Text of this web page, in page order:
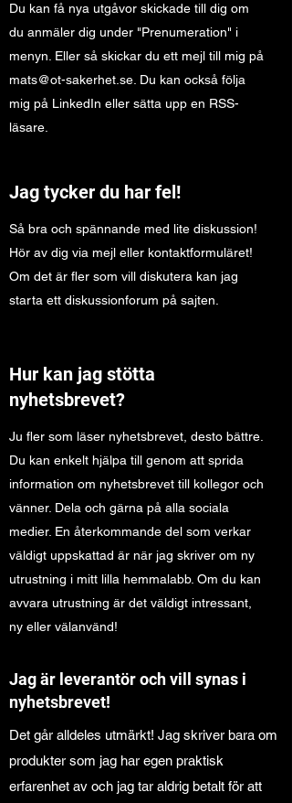
Du kan få nya utgåvor skickade till dig om
du anmäler dig under "Prenumeration" i
menyn. Eller så skickar du ett mejl till mig på
mats@ot-sakerhet.se . Du kan också följa
mig på LinkedIn eller sätta upp en RSS-
läsare.
Jag tycker du har fel!
Så bra och spännande med lite diskussion!
Hör av dig via mejl eller kontaktformuläret!
Om det är fler som vill diskutera kan jag
starta ett diskussionforum på sajten.
Hur kan jag stötta
nyhetsbrevet?
Ju fler som läser nyhetsbrevet, desto bättre.
Du kan enkelt hjälpa till genom att sprida
information om nyhetsbrevet till kollegor och
vänner. Dela och gärna på alla sociala
medier. En återkommande del som verkar
väldigt uppskattad är när jag skriver om ny
utrustning i mitt lilla hemmalabb. Om du kan
avvara utrustning är det väldigt intressant,
ny eller välanvänd!
Jag är leverantör och vill synas i
nyhetsbrevet!
Det går alldeles utmärkt! Jag skriver bara om
produkter som jag har egen praktisk
erfarenhet av och jag tar aldrig betalt för att